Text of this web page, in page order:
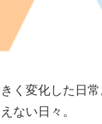
く変化した日
ない日々。